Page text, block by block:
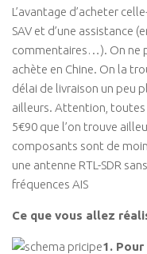
L’avantage d’acheter
SAV et d’une assistance
commentaires…). On ne
achète en Chine. On la
délai de livraison un peu
ailleurs. Attention, toutes
5€90 que l’on trouve
composants sont de
une antenne RTL-SDR
fréquences AIS
Ce que vous allez
1. Pour